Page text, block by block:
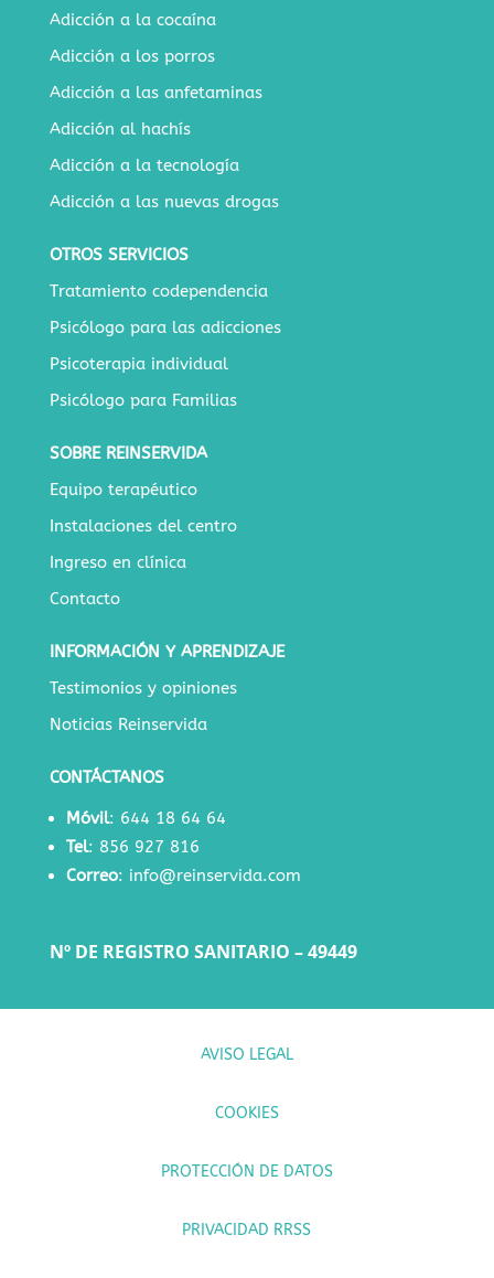
Adicción a la cocaína
Adicción a los porros
Adicción a las anfetaminas
Adicción al hachís
Adicción a la tecnología
Adicción a las nuevas drogas
OTROS SERVICIOS
Tratamiento codependencia
Psicólogo para las adicciones
Psicoterapia individual
Psicólogo para Familias
SOBRE REINSERVIDA
Equipo terapéutico
Instalaciones del centro
Ingreso en clínica
Contacto
INFORMACIÓN Y APRENDIZAJE
Testimonios y opiniones
Noticias Reinservida
CONTÁCTANOS
Móvil: 644 18 64 64
Tel: 856 927 816
Correo: info@reinservida.com
Nº DE REGISTRO SANITARIO – 49449
AVISO LEGAL
COOKIES
PROTECCIÓN DE DATOS
PRIVACIDAD RRSS